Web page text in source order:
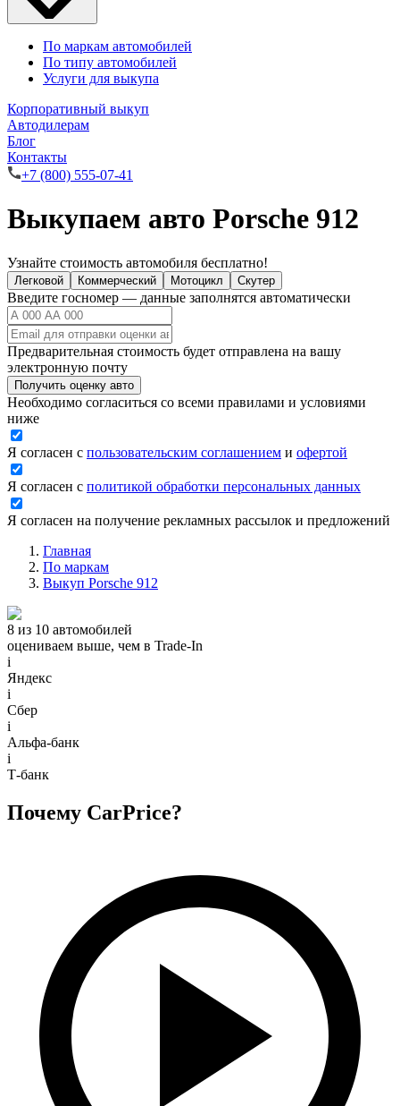
По маркам автомобилей
По типу автомобилей
Услуги для выкупа
Корпоративный выкуп
Автодилерам
Блог
Контакты
+7 (800) 555-07-41
Выкупаем авто Porsche 912
Узнайте стоимость автомобиля бесплатно!
Легковой Коммерческий Мотоцикл Скутер
Введите госномер — данные заполнятся автоматически
Предварительная стоимость будет отправлена на вашу
электронную почту
Получить оценку авто
Необходимо согласиться со всеми правилами и условиями
ниже
Я согласен с пользовательским соглашением и офертой
Я согласен с политикой обработки персональных данных
Я согласен на получение рекламных рассылок и предложений
Главная
По маркам
Выкуп Porsche 912
8 из 10 автомобилей
оцениваем выше, чем в Trade‑In
i
Яндекс
i
Сбер
i
Альфа-банк
i
Т-банк
Почему CarPrice?